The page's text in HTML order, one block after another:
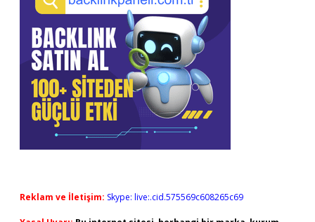
Reklam ve İletişim: Skype: live:.cid.575569c608265c69